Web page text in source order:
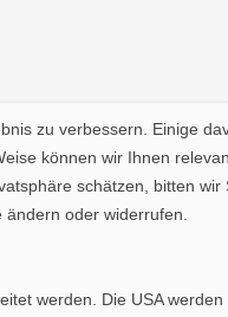
zu verbessern. Einige
können wir Ihnen
schätzen, bitten wir
oder widerrufen.
werden. Die USA